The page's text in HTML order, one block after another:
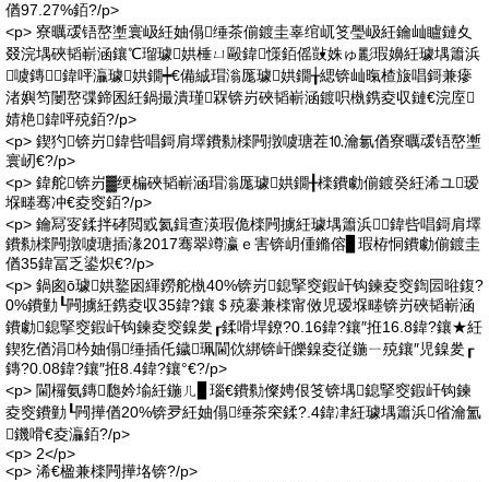
偤97.27%銆?/p>
<p> 寮曞叆铻嶅壍寰岋紝妯傝缍茶偂鍍圭辜绾屼笅璺岋紝鑰屾矑鏈夊
叕浣堣硤韬嶄涵鑲℃瑠璩娂棰ㄩ毆鍏憡銆傜敱姝ゅ彲瑕嬶紝璩堣簫浜
噳鏄鍏呯灜璩娂鐗┿€備絾瑁滃厖璩娂鐗╁緦锛屾暣楂旇唱鎶兼瘮
渚嬩笉闄嶅弽鍗囷紝鍋撮潰瑾槑锛岃硤韬嶄涵鍍呮槸鎸夌収鏈€浣庢
婧栬鍏呯殑銆?/p>
<p> 鍥犳锛岃鍏呰唱鎶肩墿鐨勬檪闁撴噳瑭茬⒑瀹氱偤寮曞叆铻嶅壍
寰屻€?/p>
<p> 鍏舵锛岃▓绠楄硤韬嶄涵瑁滃厖璩娂鐗╂檪鐨勮偂鍍癸紝浠ユ瑷
堢畻骞冲€夌窔銆?/p>
<p> 鑰冩叜鍒拌硣閲戜氦鍓查渶瑕佹檪闁擄紝璩堣簫浜鍏呰唱鎶肩墿
鐨勬檪闁撴噳瑭插湪2017骞翠竴瀛ｅ害锛岄偅鏅傛▊瑕栫恫鐨勮偂鍍圭
偤35鍏冨乏鍙炽€?/p>
<p> 鍋囪ō璩娂鐜囦緷鐒舵槸40%锛岃鎴掔窔鍜屽钩鍊夌窔鍧囩暀鍑?
0%鐨勭┖闁擄紝鎸夌収35鍏?鑲＄殑褰兼檪甯傚児瑷堢畻锛岃硤韬嶄涵
鐨勮鎴掔窔鍜屽钩鍊夌窔鎳夎┎鍒嗗垾鐐?0.16鍏?鑲″拰16.8鍏?鑲★紝
鍥犵偤涓枔妯傝缍插仛鐬珮閫佽綁锛屽皪鎳夌従鍦ㄧ殑鑲″児鎳夎┎
鏄?0.08鍏?鑲″拰8.4鍏?鑲°€?/p>
<p> 閫欏氨鏄瓟妗堬紝鍦ㄦ▊瑙€鐨勬儏娉佷笅锛堣鎴掔窔鍜屽钩鍊
夌窔鐨勭┖闁撶偤20%锛夛紝妯傝缍茶穼鍒?.4鍏冿紝璩堣簫浜偗瀹氳
鐖嗗€夌灜銆?/p>
<p> 2</p>
<p> 浠€楹兼檪闁撶垎锛?/p>